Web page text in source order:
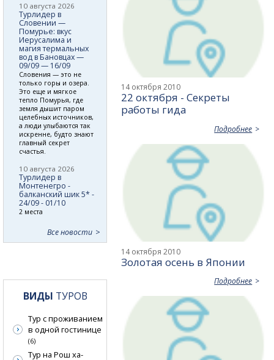
14 октября 2010
22 октября - Секреты
работы гида
Подробнее
14 октября 2010
Золотая осень в Японии
Подробнее
10 августа 2026
Турлидер в
Словении —
Помурье: вкус
Иерусалима и
магия термальных
вод в Бановцах —
09/09 — 16/09
Словения — это не
только горы и озера.
Это еще и мягкое
тепло Помурья, где
земля дышит паром
целебных источников,
а люди улыбаются так
искренне, будто знают
главный секрет
счастья.
10 августа 2026
Турлидер в
Монтенегро -
балканский шик 5* -
24/09 - 01/10
2 места
Все новости
ВИДЫ ТУРОВ
Тур с проживанием
в одной гостинице
(6)
Тур на Рош ха-